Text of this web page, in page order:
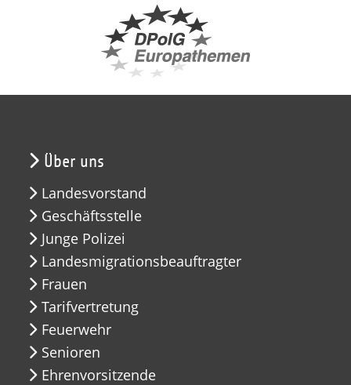
Über uns
Landesvorstand
Geschäftsstelle
Junge Polizei
Landesmigrationsbeauftragter
Frauen
Tarifvertretung
Feuerwehr
Senioren
Ehrenvorsitzende